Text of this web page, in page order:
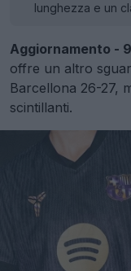
lunghezza e un
Aggiornamento -
offre un altro
Barcellona 26-27,
scintillanti.